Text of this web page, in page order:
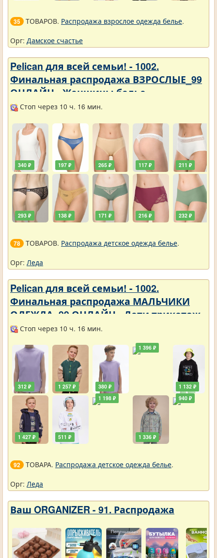
35 ТОВАРОВ. Распродажа взрослое одежда белье.
Орг: Дамское счастье
Pelican для всей семьи! - 1002.
Финальная распродажа ВЗРОСЛЫЕ_99
ОНЛАЙН - Женщины белье
Стоп через 10 ч. 16 мин.
340 ₽
293 ₽
197 ₽
138 ₽
265 ₽
171 ₽
117 ₽
216 ₽
211 ₽
232 ₽
78 ТОВАРОВ. Распродажа детское одежда белье.
Орг: Леда
Pelican для всей семьи! - 1002.
Финальная распродажа МАЛЬЧИКИ
ОДЕЖДА_99 ОНЛАЙН - Дети трикотаж -
Разное
Стоп через 10 ч. 16 мин.
312 ₽
1 427 ₽
1 257 ₽
511 ₽
380 ₽
1 198 ₽
1 396 ₽
1 336 ₽
1 132 ₽
940 ₽
92 ТОВАРА. Распродажа детское одежда белье.
Орг: Леда
Ваш ORGANIZER - 91. Распродажа